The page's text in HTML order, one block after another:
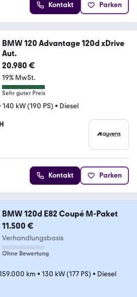
Kontakt Parken
BMW 120 Advantage 120d xDrive
Aut.
20.980 €
19% MwSt.
Sehr guter Preis
140 kW (190 PS) • Diesel
Kontakt Parken
BMW 120d E82 Coupé M-Paket
11.500 €
Verhandlungsbasis
Ohne Bewertung
km • 130 kW (177 PS) • Diesel